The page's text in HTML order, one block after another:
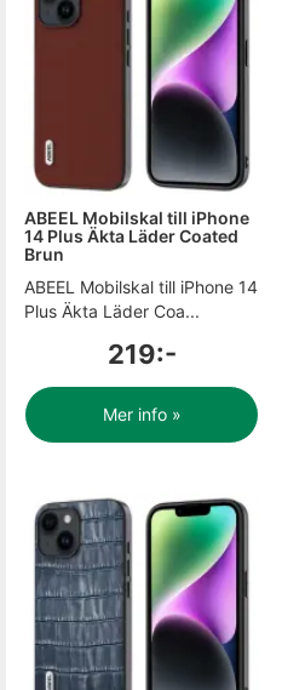
ABEEL Mobilskal till iPhone
14 Plus Äkta Läder Coated
Brun
ABEEL Mobilskal till iPhone 14
Plus Äkta Läder Coa...
219:-
Mer info »